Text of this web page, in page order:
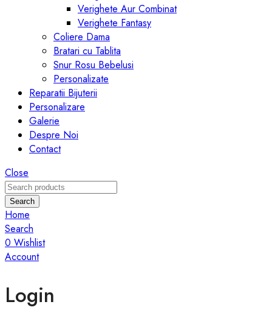
Verighete Aur Combinat
Verighete Fantasy
Coliere Dama
Bratari cu Tablita
Snur Rosu Bebelusi
Personalizate
Reparatii Bijuterii
Personalizare
Galerie
Despre Noi
Contact
Close
Search
Home
Search
0 Wishlist
Account
Login